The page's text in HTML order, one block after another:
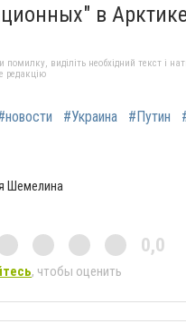
в
виділіть необхідний текст і
редакцію
#Украина #Путин
Шемелина
0,0
, чтобы оценить